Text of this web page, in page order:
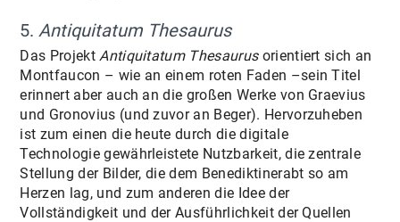
5. Antiquitatum Thesaurus
Das Projekt Antiquitatum Thesaurus orientiert sich an
Montfaucon – wie an einem roten Faden –sein Titel
erinnert aber auch an die großen Werke von Graevius
und Gronovius (und zuvor an Beger). Hervorzuheben
ist zum einen die heute durch die digitale
Technologie gewährleistete Nutzbarkeit, die zentrale
Stellung der Bilder, die dem Benediktinerabt so am
Herzen lag, und zum anderen die Idee der
Vollständigkeit und der Ausführlichkeit der Quellen